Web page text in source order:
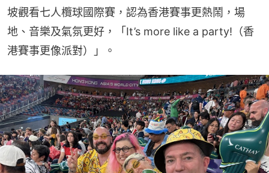
坡觀看七人欖球國際賽，認為香港賽事更熱鬧，場
地、音樂及氣氛更好，「It’s more like a party!（香
港賽事更像派對）」。